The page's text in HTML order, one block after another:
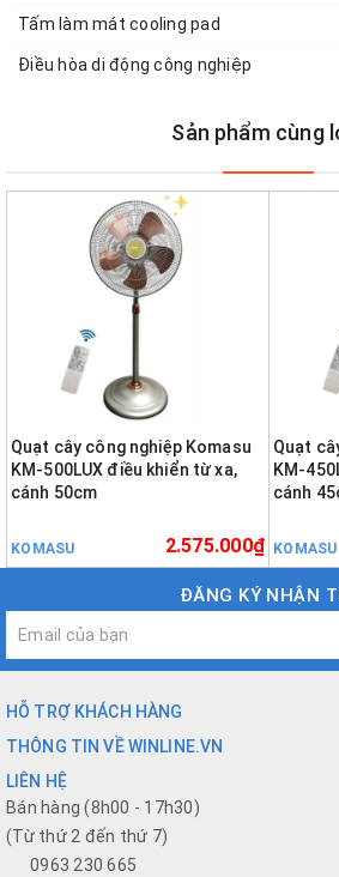
Tấm làm mát cooling pad
Điều hòa di động công nghiệp
Sản phẩm cùng
Quạt cây công nghiệp Komasu
KM-500LUX điều khiển từ xa,
cánh 50cm
KOMASU 2.575.000₫
Quạt
KM-
cánh
KOMASU
ĐĂNG KÝ NHẬN
HỖ TRỢ KHÁCH HÀNG
THÔNG TIN VỀ WINLINE.VN
LIÊN HỆ
Bán hàng (8h00 - 17h30)
(Từ thứ 2 đến thứ 7)
0963 230 665